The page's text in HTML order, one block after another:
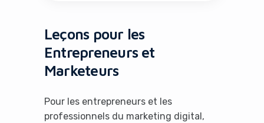
Leçons pour les
Entrepreneurs et
Marketeurs
Pour les entrepreneurs et les
professionnels du marketing digital,